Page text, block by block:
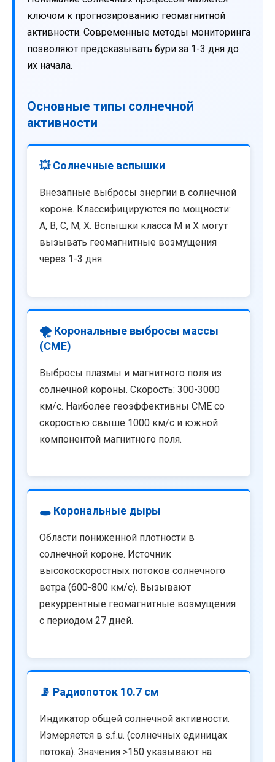
ключом к прогнозированию геомагнитной
активности. Современные методы мониторинга
позволяют предсказывать бури за 1-3 дня до
их начала.
Основные типы солнечной
активности
💥 Солнечные вспышки
Внезапные выбросы энергии в солнечной
короне. Классифицируются по мощности:
A, B, C, M, X. Вспышки класса M и X могут
вызывать геомагнитные возмущения
через 1-3 дня.
🌪️ Корональные выбросы массы
(CME)
Выбросы плазмы и магнитного поля из
солнечной короны. Скорость: 300-3000
км/с. Наиболее геоэффективны CME со
скоростью свыше 1000 км/с и южной
компонентой магнитного поля.
🕳️ Корональные дыры
Области пониженной плотности в
солнечной короне. Источник
высокоскоростных потоков солнечного
ветра (600-800 км/с). Вызывают
рекуррентные геомагнитные возмущения
с периодом 27 дней.
📡 Радиопоток 10.7 см
Индикатор общей солнечной активности.
Измеряется в s.f.u. (солнечных единицах
потока). Значения >150 указывают на